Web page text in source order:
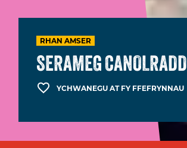
RHAN AMSER
SERAMEG CANOLRADD
YCHWANEGU AT FY FFEFRYNNAU